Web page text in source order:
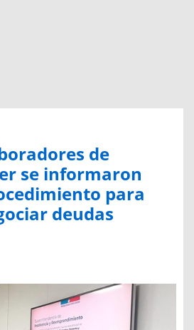
de
se informaron
para
deudas